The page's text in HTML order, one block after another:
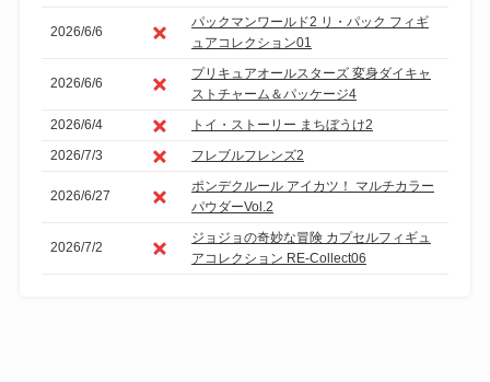
2026/6/6
パックマンワールド2 リ・パック フィギ
ュアコレクション01
2026/6/6
プリキュアオールスターズ 変身ダイキャ
ストチャーム＆パッケージ4
2026/6/4
トイ・ストーリー まちぼうけ2
2026/7/3
フレブルフレンズ2
2026/6/27
ポンデクルール アイカツ！ マルチカラー
パウダーVol.2
2026/7/2
ジョジョの奇妙な冒険 カプセルフィギュ
アコレクション RE-Collect06